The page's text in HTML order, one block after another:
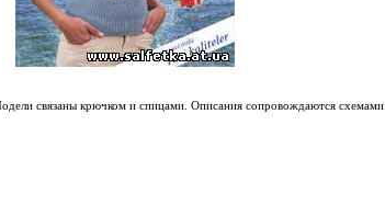
связаны крючком и спицами. Описания сопровождаются схемами.